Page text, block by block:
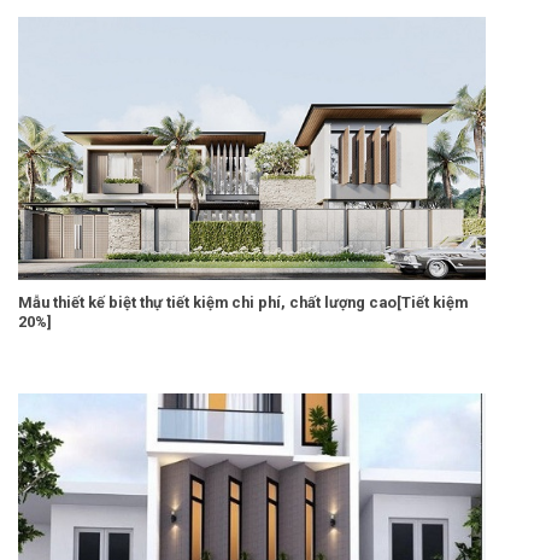
Mẫu thiết kế biệt thự tiết kiệm chi phí, chất lượng cao[Tiết kiệm
20%]